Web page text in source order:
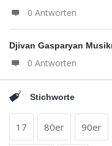
0 Antworten
Djivan Gasparyan
0 Antworten
Stichworte
17 80er 90er